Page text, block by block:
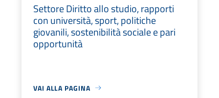
Settore Diritto allo studio, rapporti
con università, sport, politiche
giovanili, sostenibilità sociale e pari
opportunità
VAI ALLA PAGINA